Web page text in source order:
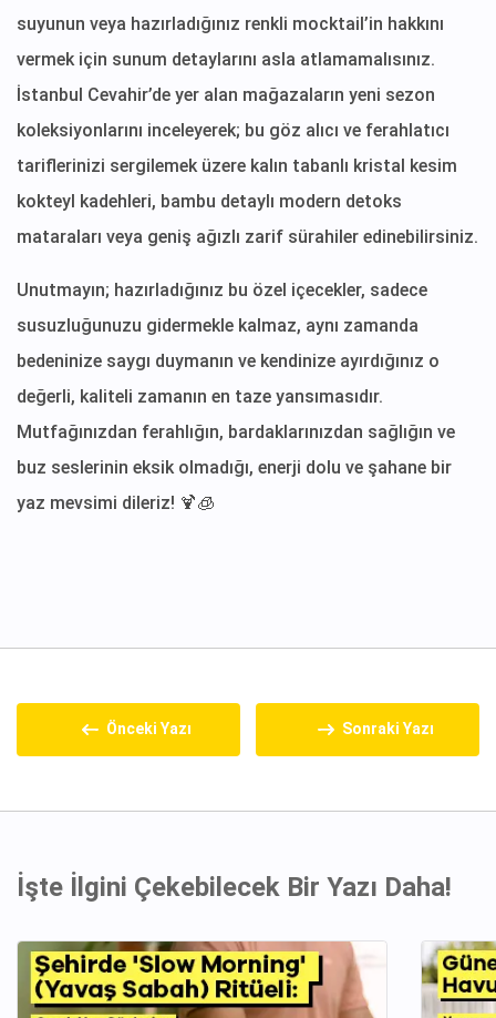
suyunun veya hazırladığınız renkli mocktail’in hakkını
vermek için sunum detaylarını asla atlamamalısınız.
İstanbul Cevahir’de yer alan mağazaların yeni sezon
koleksiyonlarını inceleyerek; bu göz alıcı ve ferahlatıcı
tariflerinizi sergilemek üzere kalın tabanlı kristal kesim
kokteyl kadehleri, bambu detaylı modern detoks
mataraları veya geniş ağızlı zarif sürahiler edinebilirsiniz.
Unutmayın; hazırladığınız bu özel içecekler, sadece
susuzluğunuzu gidermekle kalmaz, aynı zamanda
bedeninize saygı duymanın ve kendinize ayırdığınız o
değerli, kaliteli zamanın en taze yansımasıdır.
Mutfağınızdan ferahlığın, bardaklarınızdan sağlığın ve
buz seslerinin eksik olmadığı, enerji dolu ve şahane bir
yaz mevsimi dileriz! 🍹🧊
Önceki Yazı Sonraki Yazı
İşte İlgini Çekebilecek Bir Yazı Daha!